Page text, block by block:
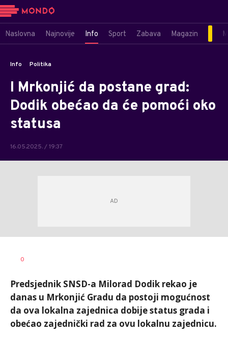
Naslovna Najnovije Info Sport Zabava Magazin
Info Politika
I Mrkonjić da postane grad:
Dodik obećao da će pomoći oko
statusa
16.05.2025. / 19:37
AUTOR
0
Predsjednik SNSD-a Milorad Dodik rekao je
danas u Mrkonjić Gradu da postoji mogućnost
da ova lokalna zajednica dobije status grada i
obećao zajednički rad za ovu lokalnu zajednicu.